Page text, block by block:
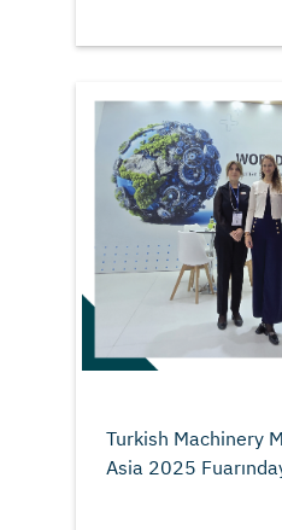
Turkish Machinery